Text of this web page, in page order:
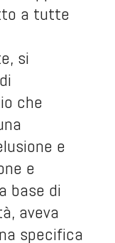
a tutte
si
che
e
e
base di
aveva
specifica